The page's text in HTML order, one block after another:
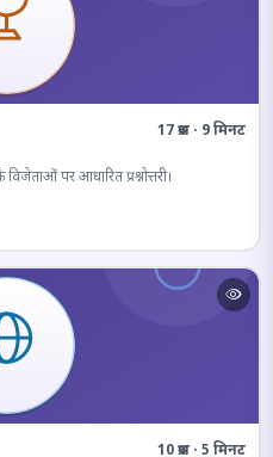
17 प्रश्न · 9 मिनट
पर आधारित प्रश्नोत्तरी।
10 प्रश्न · 5 मिनट